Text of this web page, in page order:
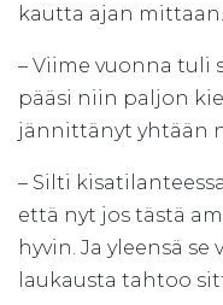
kautta ajan mittaan.
– Viime vuonna tuli
pääsi niin paljon
jännittänyt yhtään
– Silti
että nyt jos tästä
hyvin. Ja yleensä
laukausta tahtoo